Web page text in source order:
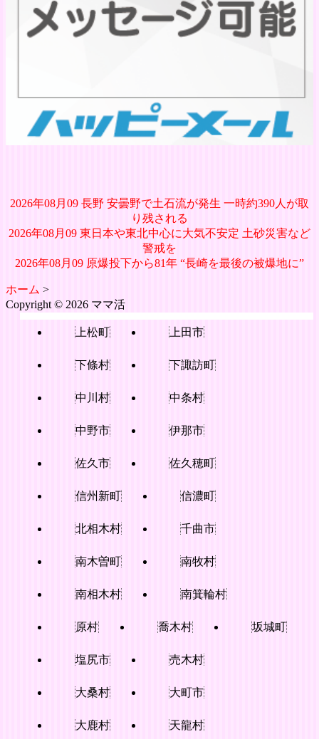
2026年08月09 長野 安曇野で土石流が発生 一時約390人が取
り残される
2026年08月09 東日本や東北中心に大気不安定 土砂災害など
警戒を
2026年08月09 原爆投下から81年 “長崎を最後の被爆地に”
ホーム >
Copyright © 2026 ママ活
上松町 上田市
下條村 下諏訪町
中川村 中条村
中野市 伊那市
佐久市 佐久穂町
信州新町 信濃町
北相木村 千曲市
南木曽町 南牧村
南相木村 南箕輪村
原村 喬木村 坂城町
塩尻市 売木村
大桑村 大町市
大鹿村 天龍村